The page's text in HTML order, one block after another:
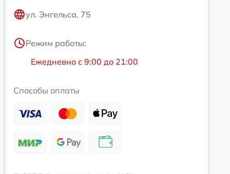
ул. Энгельса, 75
Режим работы:
Ежедневно с 9:00 до 21:00
Способы оплаты